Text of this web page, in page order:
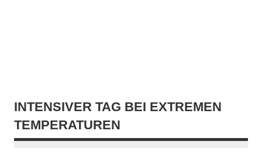
INTENSIVER TAG BEI EXTREMEN
TEMPERATUREN